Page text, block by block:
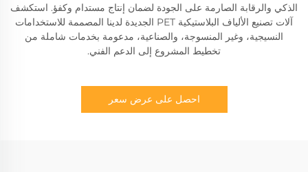
الذكي والرقابة الصارمة على الجودة لضمان إنتاج مستدام وكفؤ. استكشف
آلات تصنيع الألياف البلاستيكية PET الجديدة لدينا المصممة للاستخدامات
النسيجية، وغير المنسوجة، والصناعية، مدعومة بخدمات شاملة من
تخطيط المشروع إلى الدعم الفني.
احصل على عرض سعر